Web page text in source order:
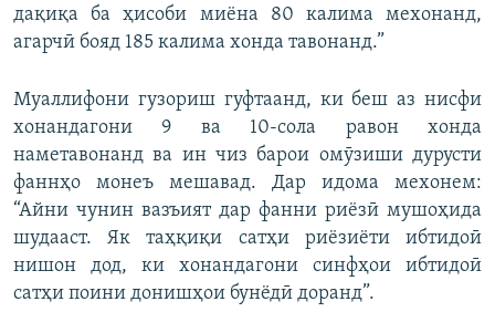
дақиқа ба ҳисоби миёна 80 калима мехонанд,
агарчӣ бояд 185 калима хонда тавонанд.”
Муаллифони гузориш гуфтаанд, ки беш аз нисфи
хонандагони 9 ва 10-сола равон хонда
наметавонанд ва ин чиз барои омӯзиши дурусти
фаннҳо монеъ мешавад. Дар идома мехонем:
“Айни чунин вазъият дар фанни риёзӣ мушоҳида
шудааст. Як таҳқиқи сатҳи риёзиёти ибтидоӣ
нишон дод, ки хонандагони синфҳои ибтидоӣ
сатҳи поини донишҳои бунёдӣ доранд”.